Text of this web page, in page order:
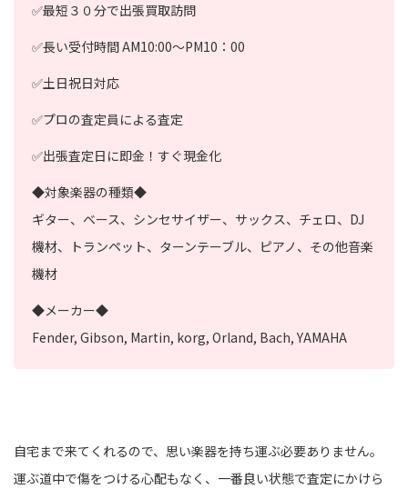
✅最短３０分で出張買取訪問
✅長い受付時間 AM10:00～PM10：00
✅土日祝日対応
✅プロの査定員による査定
✅出張査定日に即金！すぐ現金化
◆対象楽器の種類◆
ギター、ベース、シンセサイザー、サックス、チェロ、DJ
機材、トランペット、ターンテーブル、ピアノ、その他音楽
機材
◆メーカー◆
Fender, Gibson, Martin, korg, Orland, Bach, YAMAHA
自宅まで来てくれるので、思い楽器を持ち運ぶ必要ありません。
運ぶ道中で傷をつける心配もなく、一番良い状態で査定にかけら